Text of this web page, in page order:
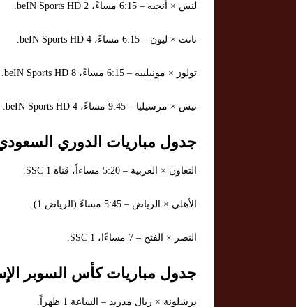
لنس × أنجيه – 6:15 مساءً، beIN Sports HD 2.
نانت × ليون – 6:15 مساءً، beIN Sports HD 4.
تولوز × مونبلييه – 6:15 مساءً، beIN Sports HD 8.
نيس × مرسيليا – 9:45 مساءً، beIN Sports HD 4.
جدول مباريات الدوري السعودي
التعاون × العربية – 5:20 مساءاً، قناة SSC 1.
الأهلي × الرياض – 5:45 مساءً (الرياض 1).
النصر × الفتح – 7 مساءًا، SSC 1.
جدول مباريات كأس السوبر
برشلونة × ريال مدريد – الساعة 1 ظهراً.